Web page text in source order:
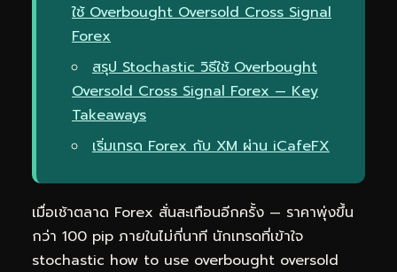
ใช้ Overbought Oversold Cross Signal
Forex
สรุป Stochastic วิธีใช้ Overbought
Oversold Cross Signal Forex — Key
Takeaways
เริ่มเทรด Forex กับ XM ผ่าน iCafeFX
เมื่อเช้าตลาด Forex สั่นสะเทือนอีกครั้ง — ราคาพุ่งขึ้น
กว่า 100 pip ภายในไม่กี่นาที นักเทรดที่เข้าใจ
stochastic how to use overbought oversold